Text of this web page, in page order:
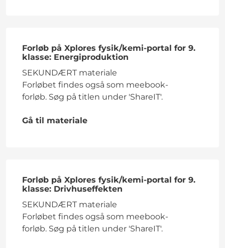
Forløb på Xplores fysik/kemi-portal for 9.
klasse: Energiproduktion
SEKUNDÆRT materiale
Forløbet findes også som meebook-
forløb. Søg på titlen under 'ShareIT'.
Gå til materiale
Forløb på Xplores fysik/kemi-portal for 9.
klasse: Drivhuseffekten
SEKUNDÆRT materiale
Forløbet findes også som meebook-
forløb. Søg på titlen under 'ShareIT'.